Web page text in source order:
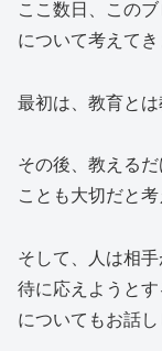
ここ数日、この
について考えてき
最初は、教育とは
その後、教える
ことも大切だと
そして、人は相
待に応えようと
についてもお話し